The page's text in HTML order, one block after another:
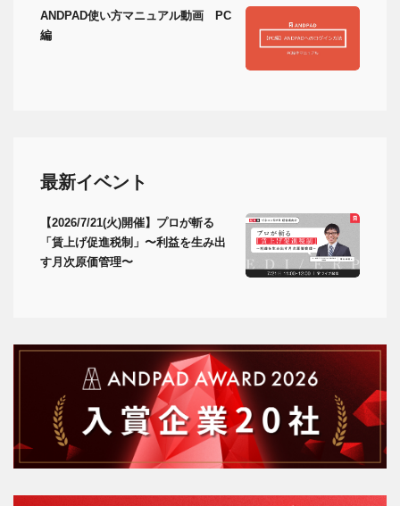
ANDPAD使い方マニュアル動画 PC
編
最新イベント
【2026/7/21(火)開催】プロが斬る
「賃上げ促進税制」〜利益を生み出
す月次原価管理〜